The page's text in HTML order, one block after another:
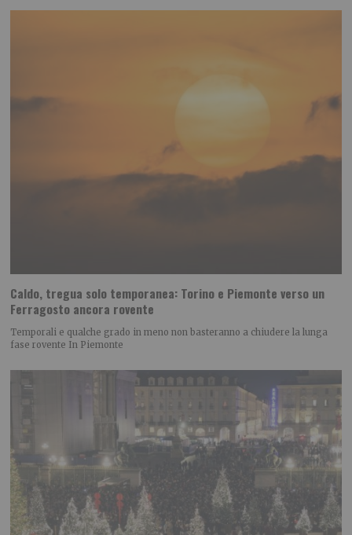
Caldo, tregua solo temporanea: Torino e Piemonte verso un
Ferragosto ancora rovente
Temporali e qualche grado in meno non basteranno a chiudere la lunga
fase rovente In Piemonte